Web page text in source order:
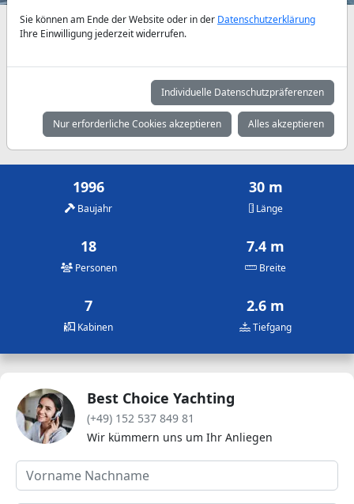
Verfügbarkeiten und Tagespreise nach Absprache
Mai Juni
1.300 €
Juli
1.900 €
August
2.050 €
September
1.500 €
Oktober
1.125 €
1996
Baujahr
30 m
Länge
18
Personen
7.4 m
Breite
7
Kabinen
2.6 m
Tiefgang
Best Choice Yachting
(+49) 152 537 849 81
Wir kümmern uns um Ihr Anliegen
Sie können am Ende der Website oder in der Datenschutzerklärung
Ihre Einwilligung jederzeit widerrufen.
Individuelle Datenschutzpräferenzen
Nur erforderliche Cookies akzeptieren Alles akzeptieren